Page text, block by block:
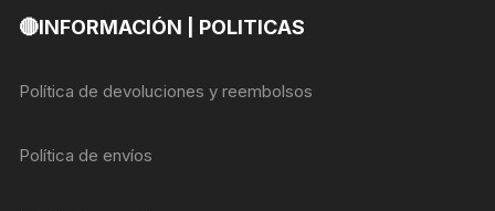
🔴INFORMACIÓN | POLITICAS
Política de devoluciones y reembolsos
Política de envíos